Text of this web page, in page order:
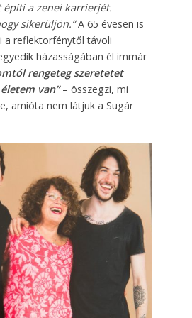
a zenei karrierjét.
sikerüljön.”A 65 évesen is
a reflektorfénytől távoli
házasságában él immár
rengeteg szeretetet
van”– összegzi, mi
amióta nem látjuk a Sugár